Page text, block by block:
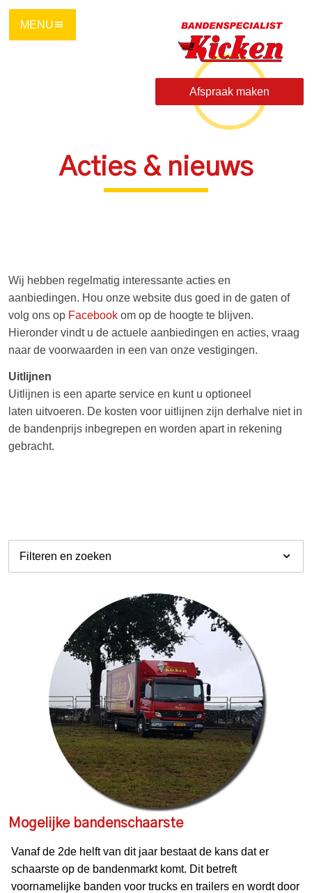
Ga
direct
naar
Afspraak maken
Acties & nieuws
Wij hebben regelmatig interessante acties en
aanbiedingen. Hou onze website dus goed in de gaten of
volg ons op Facebook om op de hoogte te blijven.
Hieronder vindt u de actuele aanbiedingen en acties, vraag
naar de voorwaarden in een van onze vestigingen.
Uitlijnen
Uitlijnen is een aparte service en kunt u optioneel
laten uitvoeren. De kosten voor uitlijnen zijn derhalve niet in
de bandenprijs inbegrepen en worden apart in rekening
gebracht.
Filteren en zoeken
Mogelijke bandenschaarste
Vanaf de 2de helft van dit jaar bestaat de kans dat er
schaarste op de bandenmarkt komt. Dit betreft
voornamelijke banden voor trucks en trailers en wordt door